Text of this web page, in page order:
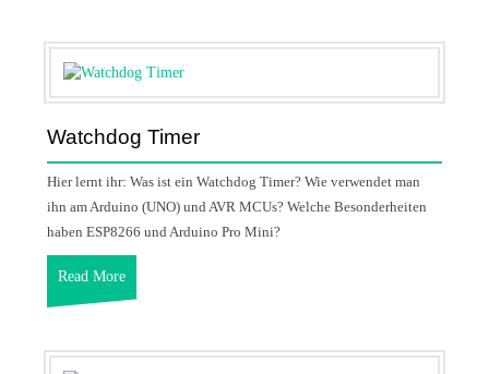
Watchdog Timer
Hier lernt ihr: Was ist ein Watchdog Timer? Wie verwendet man
ihn am Arduino (UNO) und AVR MCUs? Welche Besonderheiten
haben ESP8266 und Arduino Pro Mini?
Read More